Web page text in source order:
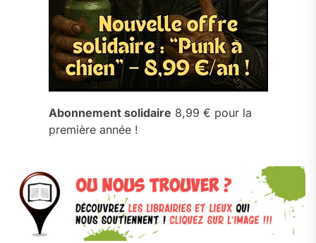
Abonnement solidaire 8,99 € pour la
première année !